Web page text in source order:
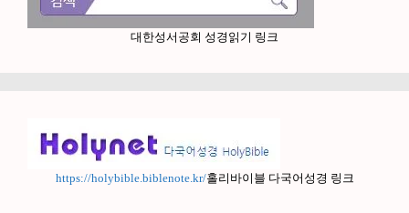
대한성서공회 성경읽기 링크
https://holybible.biblenote.kr/홀리바이블 다국어성경 링크